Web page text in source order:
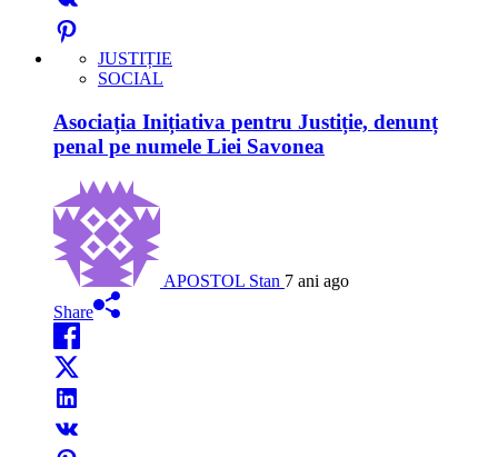
JUSTIȚIE
SOCIAL
Asociația Inițiativa pentru Justiție, denunț
penal pe numele Liei Savonea
APOSTOL Stan 7 ani ago
Share